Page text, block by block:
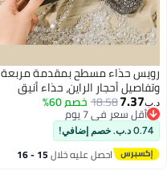
رويس حذاء مسطح بمقدمة مربعة
وتفاصيل أحجار الراين، حذاء أنيق
ومتعدد الاستخدامات للنساء
د.ب‏7.37
18.58خصم 60%
أقل سعر في 7 يوم
أقل سعر في 7 يوم
0.74 د.ب. خصم إضافي!
احصل عليه خلال 15 - 16